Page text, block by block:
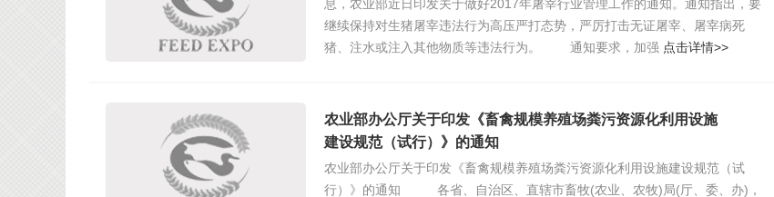
息，农业部近日印发关于做好2017年屠宰行业管理工作的通知。通知指出，要
继续保持对生猪屠宰违法行为高压严打态势，严厉打击无证屠宰、屠宰病死
猪、注水或注入其他物质等违法行为。 通知要求，加强 点击详情>>
农业部办公厅关于印发《畜禽规模养殖场粪污资源化利用设施
建设规范（试行）》的通知
农业部办公厅关于印发《畜禽规模养殖场粪污资源化利用设施建设规范（试
行）》的通知 各省、自治区、直辖市畜牧(农业、农牧)局(厅、委、办)，